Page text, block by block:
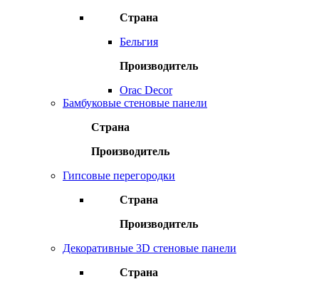
Страна
Бельгия
Производитель
Orac Decor
Бамбуковые стеновые панели
Страна
Производитель
Гипсовые перегородки
Страна
Производитель
Декоративные 3D стеновые панели
Страна